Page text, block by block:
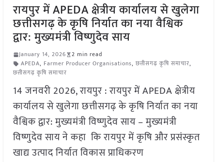
रायपुर में APEDA क्षेत्रीय कार्यालय से खुलेगा
छत्तीसगढ़ के कृषि निर्यात का नया वैश्विक
द्वार: मुख्यमंत्री विष्णुदेव साय
January 14, 2026
2 min read
APEDA, Farmer Producer Organisations, छत्तीसगढ़ कृषि समाचार,
छत्तीसगढ़ कृषि समाचार
14 जनवरी 2026, रायपुर : रायपुर में APEDA क्षेत्रीय
कार्यालय से खुलेगा छत्तीसगढ़ के कृषि निर्यात का नया
वैश्विक द्वार: मुख्यमंत्री विष्णुदेव साय – मुख्यमंत्री
विष्णुदेव साय ने कहा कि रायपुर में कृषि और प्रसंस्कृत
खाद्य उत्पाद निर्यात विकास प्राधिकरण